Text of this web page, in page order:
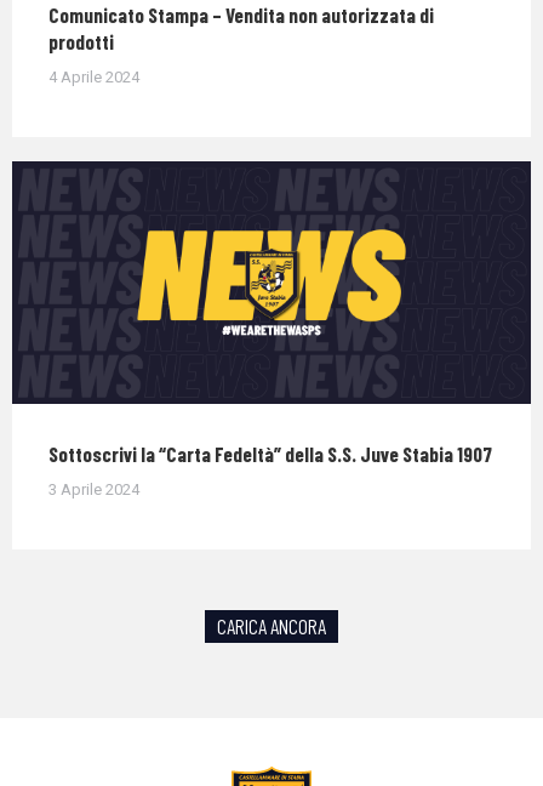
Comunicato Stampa – Vendita non autorizzata di
prodotti
4 Aprile 2024
Sottoscrivi la “Carta Fedeltà” della S.S. Juve Stabia 1907
3 Aprile 2024
CARICA ANCORA